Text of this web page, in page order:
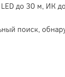
LED до 30 м, ИК
поиск,